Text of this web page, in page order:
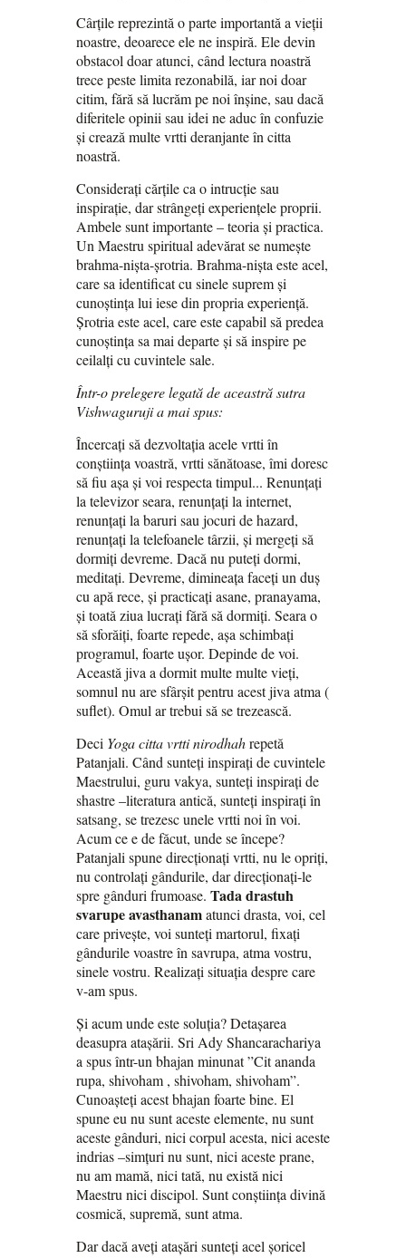
Cârțile reprezintă o parte importantă a vieții
noastre, deoarece ele ne inspiră. Ele devin
obstacol doar atunci, când lectura noastră
trece peste limita rezonabilă, iar noi doar
citim, fără să lucrăm pe noi înșine, sau dacă
diferitele opinii sau idei ne aduc în confuzie
și crează multe vrtti deranjante în citta
noastră.
Considerați cărțile ca o intrucție sau
inspirație, dar strângeți experiențele proprii.
Ambele sunt importante – teoria și practica.
Un Maestru spiritual adevărat se numește
brahma-nișta-șrotria. Brahma-nișta este acel,
care sa identificat cu sinele suprem și
cunoștința lui iese din propria experiență.
Șrotria este acel, care este capabil să predea
cunoștința sa mai departe și să inspire pe
ceilalți cu cuvintele sale.
Într-o prelegere legată de aceastră sutra
Vishwaguruji a mai spus:
Încercați să dezvoltația acele vrtti în
conștiința voastră, vrtti sănătoase, îmi doresc
să fiu așa și voi respecta timpul... Renunțați
la televizor seara, renunțați la internet,
renunțați la baruri sau jocuri de hazard,
renunțați la telefoanele târzii, și mergeți să
dormiți devreme. Dacă nu puteți dormi,
meditați. Devreme, dimineața faceți un duș
cu apă rece, și practicați asane, pranayama,
și toată ziua lucrați fără să dormiți. Seara o
să sforăiți, foarte repede, așa schimbați
programul, foarte ușor. Depinde de voi.
Această jiva a dormit multe multe vieți,
somnul nu are sfârșit pentru acest jiva atma (
suflet). Omul ar trebui să se trezească.
Deci Yoga citta vrtti nirodhahrepetă
Patanjali. Când sunteți inspirați de cuvintele
Maestrului, guru vakya, sunteți inspirați de
shastre –literatura antică, sunteți inspirați în
satsang, se trezesc unele vrtti noi în voi.
Acum ce e de făcut, unde se începe?
Patanjali spune direcționați vrtti, nu le opriți,
nu controlați gândurile, dar direcționați-le
spre gânduri frumoase. Tada drastuh
svarupe avasthanamatunci drasta, voi, cel
care privește, voi sunteți martorul, fixați
gândurile voastre în savrupa, atma vostru,
sinele vostru. Realizați situația despre care
v-am spus.
Și acum unde este soluția? Detașarea
deasupra atașării. Sri Ady Shancarachariya
a spus într-un bhajan minunat ”Cit ananda
rupa, shivoham , shivoham, shivoham”.
Cunoașteți acest bhajan foarte bine. El
spune eu nu sunt aceste elemente, nu sunt
aceste gânduri, nici corpul acesta, nici aceste
indrias –simțuri nu sunt, nici aceste prane,
nu am mamă, nici tată, nu există nici
Maestru nici discipol. Sunt conștiința divină
cosmică, supremă, sunt atma.
Dar dacă aveți atașări sunteți acel șoricel